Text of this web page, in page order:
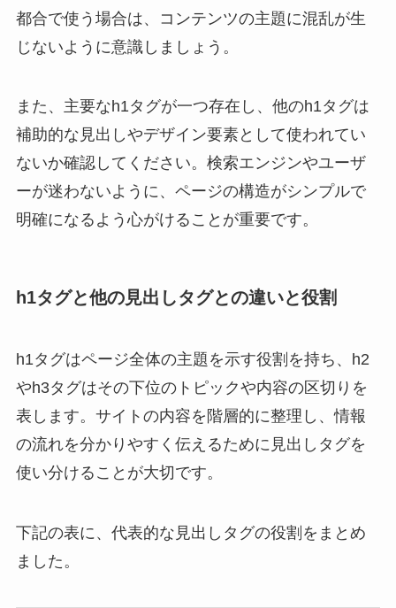
都合で使う場合は、コンテンツの主題に混乱が生
じないように意識しましょう。
また、主要なh1タグが一つ存在し、他のh1タグは
補助的な見出しやデザイン要素として使われてい
ないか確認してください。検索エンジンやユーザ
ーが迷わないように、ページの構造がシンプルで
明確になるよう心がけることが重要です。
h1タグと他の見出しタグとの違いと役割
h1タグはページ全体の主題を示す役割を持ち、h2
やh3タグはその下位のトピックや内容の区切りを
表します。サイトの内容を階層的に整理し、情報
の流れを分かりやすく伝えるために見出しタグを
使い分けることが大切です。
下記の表に、代表的な見出しタグの役割をまとめ
ました。